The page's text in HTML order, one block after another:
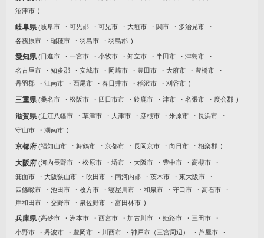
沼津市
岐阜県 岐阜市 可児郡 可児市 大垣市 関市
多治見市
各務原市
瑞穂市 羽島市 羽島郡
愛知県 日進市 一宮市 小牧市 知立市 半田市
津島市
名古屋市
知多郡 安城市 岡崎市 豊田市 大府市
豊橋市
丹羽郡
江南市 西尾市 春日井市 稲沢市 刈谷市
三重県 桑名市 松阪市 四日市市 鈴鹿市 津市 名張市 度会郡
滋賀県 近江八幡市 草津市 大津市 彦根市 米原市
長浜市
守山市
湖南市
京都府 福知山市 舞鶴市 京都市 長岡京市 向日市 相楽郡
大阪府 河内長野市 松原市 堺市 大阪市 豊中市
高槻市
箕面市
大阪狭山市 吹田市 南河内郡 茨木市
東大阪市
四條畷市
池田市 枚方市 寝屋川市 和泉市 守口市
高石市
岸和田市
交野市 泉佐野市 富田林市
兵庫県 高砂市 洲本市 西宮市 加古川市 姫路市
三田市
小野市
丹波市 豊岡市 川西市 神戸市（三宮周辺）
芦屋市